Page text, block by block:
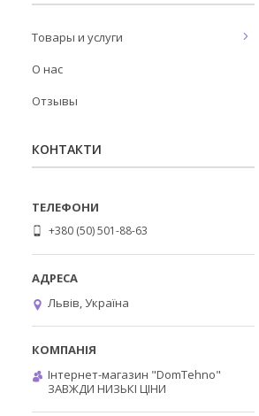
Товары и услуги
О нас
Отзывы
КОНТАКТИ
+380 (50) 501-88-63
Львів, Україна
Інтернет-магазин "DomTehno"
ЗАВЖДИ НИЗЬКІ ЦІНИ